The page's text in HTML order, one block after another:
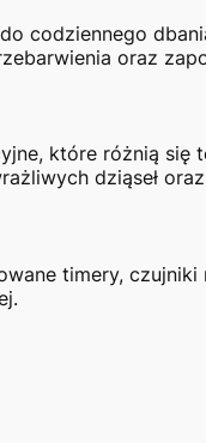
codziennego
oraz
które różnią
dziąseł
timery,